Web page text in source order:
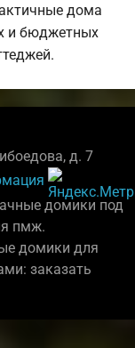
дома
и бюджетных
д. 7
домики под
пмж.
домики для
заказать